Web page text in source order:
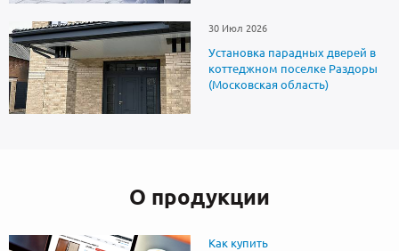
30 Июл 2026
Установка парадных дверей в
коттеджном поселке Раздоры
(Московская область)
О продукции
Как купить